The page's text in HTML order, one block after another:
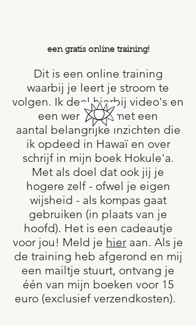
een gratis online training!
Dit is een online training
waarbij je leert je stroom te
volgen. Ik deel hierbij video's en
een werkboek met een
aantal belangrijke inzichten die
ik opdeed in Hawaï en over
schrijf in mijn boek Hokule'a.
Met als doel dat ook jij je
hogere zelf - ofwel je eigen
wijsheid - als kompas gaat
gebruiken (in plaats van je
hoofd). Het is een cadeautje
voor jou! Meld je hier aan. Als je
de training heb afgerond en mij
een mailtje stuurt, ontvang je
één van mijn boeken voor 15
euro (exclusief verzendkosten).